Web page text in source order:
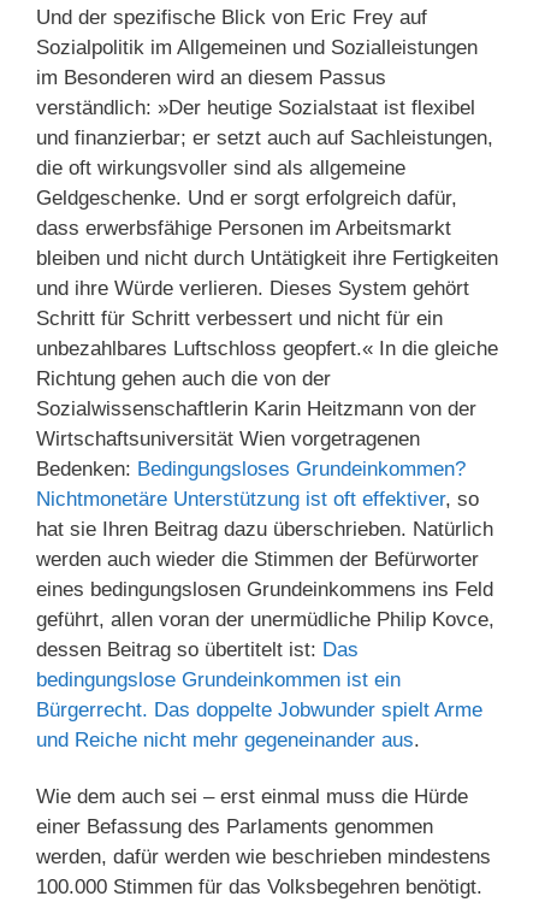
Und der spezifische Blick von Eric Frey auf
Sozialpolitik im Allgemeinen und Sozialleistungen
im Besonderen wird an diesem Passus
verständlich: »Der heutige Sozialstaat ist flexibel
und finanzierbar; er setzt auch auf Sachleistungen,
die oft wirkungsvoller sind als allgemeine
Geldgeschenke. Und er sorgt erfolgreich dafür,
dass erwerbsfähige Personen im Arbeitsmarkt
bleiben und nicht durch Untätigkeit ihre Fertigkeiten
und ihre Würde verlieren. Dieses System gehört
Schritt für Schritt verbessert und nicht für ein
unbezahlbares Luftschloss geopfert.« In die gleiche
Richtung gehen auch die von der
Sozialwissenschaftlerin Karin Heitzmann von der
Wirtschaftsuniversität Wien vorgetragenen
Bedenken: Bedingungsloses Grundeinkommen?
Nichtmonetäre Unterstützung ist oft effektiver, so
hat sie Ihren Beitrag dazu überschrieben. Natürlich
werden auch wieder die Stimmen der Befürworter
eines bedingungslosen Grundeinkommens ins Feld
geführt, allen voran der unermüdliche Philip Kovce,
dessen Beitrag so übertitelt ist: Das
bedingungslose Grundeinkommen ist ein
Bürgerrecht. Das doppelte Jobwunder spielt Arme
und Reiche nicht mehr gegeneinander aus.
Wie dem auch sei – erst einmal muss die Hürde
einer Befassung des Parlaments genommen
werden, dafür werden wie beschrieben mindestens
100.000 Stimmen für das Volksbegehren benötigt.